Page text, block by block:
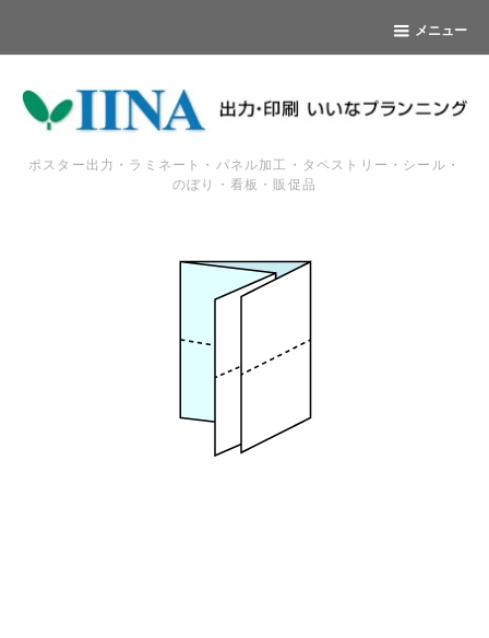
メニュー
ポスター出力・ラミネート・パネル加工・タペストリー・シール・
のぼり・看板・販促品